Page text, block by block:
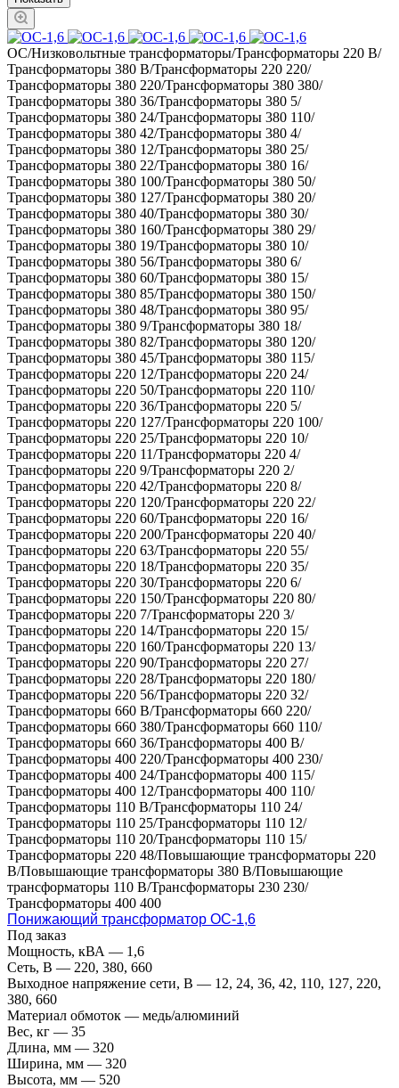
ОС/Низковольтные трансформаторы/Трансформаторы 220 В/
Трансформаторы 380 В/Трансформаторы 220 220/
Трансформаторы 380 220/Трансформаторы 380 380/
Трансформаторы 380 36/Трансформаторы 380 5/
Трансформаторы 380 24/Трансформаторы 380 110/
Трансформаторы 380 42/Трансформаторы 380 4/
Трансформаторы 380 12/Трансформаторы 380 25/
Трансформаторы 380 22/Трансформаторы 380 16/
Трансформаторы 380 100/Трансформаторы 380 50/
Трансформаторы 380 127/Трансформаторы 380 20/
Трансформаторы 380 40/Трансформаторы 380 30/
Трансформаторы 380 160/Трансформаторы 380 29/
Трансформаторы 380 19/Трансформаторы 380 10/
Трансформаторы 380 56/Трансформаторы 380 6/
Трансформаторы 380 60/Трансформаторы 380 15/
Трансформаторы 380 85/Трансформаторы 380 150/
Трансформаторы 380 48/Трансформаторы 380 95/
Трансформаторы 380 9/Трансформаторы 380 18/
Трансформаторы 380 82/Трансформаторы 380 120/
Трансформаторы 380 45/Трансформаторы 380 115/
Трансформаторы 220 12/Трансформаторы 220 24/
Трансформаторы 220 50/Трансформаторы 220 110/
Трансформаторы 220 36/Трансформаторы 220 5/
Трансформаторы 220 127/Трансформаторы 220 100/
Трансформаторы 220 25/Трансформаторы 220 10/
Трансформаторы 220 11/Трансформаторы 220 4/
Трансформаторы 220 9/Трансформаторы 220 2/
Трансформаторы 220 42/Трансформаторы 220 8/
Трансформаторы 220 120/Трансформаторы 220 22/
Трансформаторы 220 60/Трансформаторы 220 16/
Трансформаторы 220 200/Трансформаторы 220 40/
Трансформаторы 220 63/Трансформаторы 220 55/
Трансформаторы 220 18/Трансформаторы 220 35/
Трансформаторы 220 30/Трансформаторы 220 6/
Трансформаторы 220 150/Трансформаторы 220 80/
Трансформаторы 220 7/Трансформаторы 220 3/
Трансформаторы 220 14/Трансформаторы 220 15/
Трансформаторы 220 160/Трансформаторы 220 13/
Трансформаторы 220 90/Трансформаторы 220 27/
Трансформаторы 220 28/Трансформаторы 220 180/
Трансформаторы 220 56/Трансформаторы 220 32/
Трансформаторы 660 В/Трансформаторы 660 220/
Трансформаторы 660 380/Трансформаторы 660 110/
Трансформаторы 660 36/Трансформаторы 400 В/
Трансформаторы 400 220/Трансформаторы 400 230/
Трансформаторы 400 24/Трансформаторы 400 115/
Трансформаторы 400 12/Трансформаторы 400 110/
Трансформаторы 110 В/Трансформаторы 110 24/
Трансформаторы 110 25/Трансформаторы 110 12/
Трансформаторы 110 20/Трансформаторы 110 15/
Трансформаторы 220 48/Повышающие трансформаторы 220
В/Повышающие трансформаторы 380 В/Повышающие
трансформаторы 110 В/Трансформаторы 230 230/
Трансформаторы 400 400
Понижающий трансформатор ОС-1,6
Под заказ
Мощность, кВА — 1,6
Сеть, В — 220, 380, 660
Выходное напряжение сети, В — 12, 24, 36, 42, 110, 127, 220,
380, 660
Материал обмоток — медь/алюминий
Вес, кг — 35
Длина, мм — 320
Ширина, мм — 320
Высота, мм — 520